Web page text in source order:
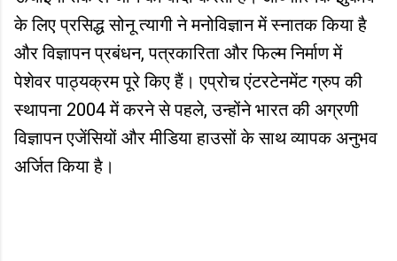
के लिए प्रसिद्ध सोनू त्यागी ने मनोविज्ञान में स्नातक किया है
और विज्ञापन प्रबंधन, पत्रकारिता और फिल्म निर्माण में
पेशेवर पाठ्यक्रम पूरे किए हैं। एप्रोच एंटरटेनमेंट ग्रुप की
स्थापना 2004 में करने से पहले, उन्होंने भारत की अग्रणी
विज्ञापन एजेंसियों और मीडिया हाउसों के साथ व्यापक अनुभव
अर्जित किया है।